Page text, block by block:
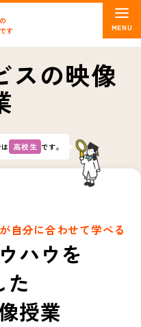
す
スの映像
高校生 です。
自分に合わせて学べる
ハウを
た
授業